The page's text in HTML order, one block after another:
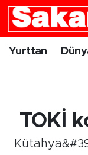
Yurttan
TOKİ
Yurttan
Eskişehir